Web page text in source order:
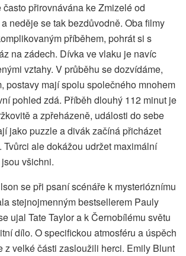
přirovnávána ke Zmizelé od
neděje se tak bezdůvodně. Oba filmy
příběhem, pohrát si s
na zádech. Dívka ve vlaku je navíc
vztahy. V průběhu se dozvídáme,
postavy mají spolu společného mnohem
pohled zdá. Příběh dlouhý 112 minut je
a zpřeházeně, události do sebe
jako puzzle a divák začíná přicházet
ale dokážou udržet maximální
všichni.
se při psaní scénáře k mysterióznímu
stejnojmenným bestsellerem Pauly
ujal Tate Taylor a k Černobílému světu
dílo. O specifickou atmosféru a úspěch
z velké části zasloužili herci. Emily Blunt